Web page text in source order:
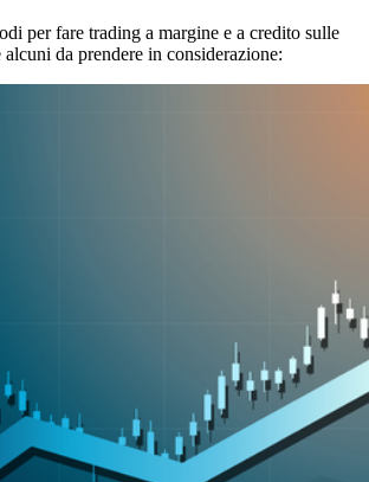
per fare trading a margine e a credito sulle
da prendere in considerazione: